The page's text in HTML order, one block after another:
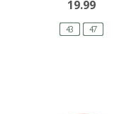
43 47
19.99